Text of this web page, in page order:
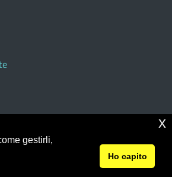
Regionale per la Sicilia
gestirli,
Ho capito
x